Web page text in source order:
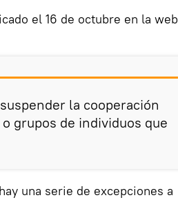
el 16 de octubre en la web
la cooperación
grupos de individuos que
una serie de excepciones a